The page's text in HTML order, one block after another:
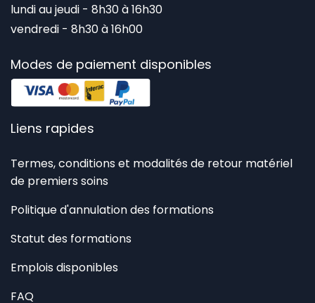
lundi au jeudi - 8h30 à 16h30
vendredi - 8h30 à 16h00
Modes de paiement disponibles
Liens rapides
Termes, conditions et modalités de retour matériel
de premiers soins
Politique d'annulation des formations
Statut des formations
Emplois disponibles
FAQ